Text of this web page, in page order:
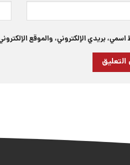
بريدي الإلكتروني، والموقع